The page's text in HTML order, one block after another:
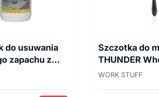
do usuwania
zapachu z
Szczotka do
THUNDER
45cm
WORK STUFF